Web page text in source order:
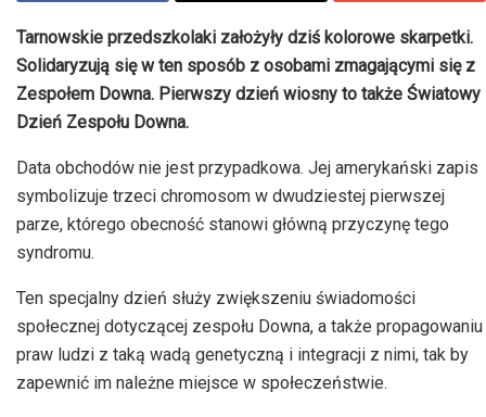
Tarnowskie przedszkolaki założyły dziś kolorowe skarpetki.
Solidaryzują się w ten sposób z osobami zmagającymi się z
Zespołem Downa. Pierwszy dzień wiosny to także Światowy
Dzień Zespołu Downa.
Data obchodów nie jest przypadkowa. Jej amerykański zapis
symbolizuje trzeci chromosom w dwudziestej pierwszej
parze, którego obecność stanowi główną przyczynę tego
syndromu.
Ten specjalny dzień służy zwiększeniu świadomości
społecznej dotyczącej zespołu Downa, a także propagowaniu
praw ludzi z taką wadą genetyczną i integracji z nimi, tak by
zapewnić im należne miejsce w społeczeństwie.